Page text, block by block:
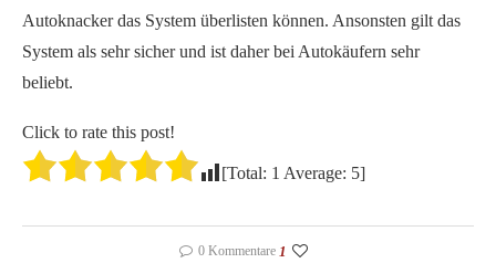
Autoknacker das System überlisten können. Ansonsten gilt das
System als sehr sicher und ist daher bei Autokäufern sehr
beliebt.
Click to rate this post!
[Total: 1 Average: 5]
0 Kommentare 1